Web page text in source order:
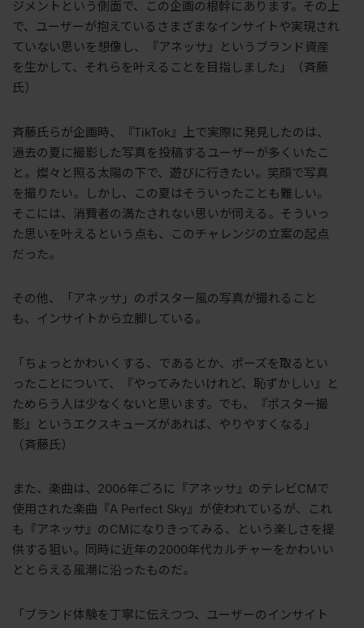
ジメントという側面で、この企画の根幹にあります。その上
で、ユーザーが抱えているさまざまなインサイトや実現され
ていない思いを想像し、『アネッサ』というブランド資産
を生かして、それらを叶えることを目指しました」（斉藤
氏）
斉藤氏らが企画時、『TikTok』上で実際に発見したのは、
過去の夏に撮影した写真を投稿するユーザーが多くいたこ
と。燦々と照る太陽の下で、遊びに行きたい。笑顔で写真
を撮りたい。しかし、この夏はそういったことも難しい。
そこには、消費者の満たされない思いが伺える。そういっ
た思いを叶えるという点も、このチャレンジの立案の起点
だった。
その他、「アネッサ」のポスター風の写真が撮れること
も、インサイトから立脚している。
「ちょっとかわいくする、であるとか、ポーズを取るとい
ったことについて、『やってみたいけれど、恥ずかしい』と
ためらう人は少なくないと思います。でも、『ポスター撮
影』というエクスキューズがあれば、やりやすくなる」
（斉藤氏）
また、楽曲は、2006年ごろに『アネッサ』のテレビCMで
使用された楽曲『A Perfect Sky』が使われているが、これ
も『アネッサ』のCMになりきってみる、という楽しさを提
供する狙い。同時に近年の2000年代カルチャーをかわいい
ととらえる風潮に沿ったものだ。
「ブランド体験を丁寧に伝えつつ、ユーザーのインサイト